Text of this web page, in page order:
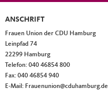
Fußbereich
ANSCHRIFT
Frauen Union der CDU Hamburg
Leinpfad 74
22299 Hamburg
Telefon: 040 46854 800
Fax: 040 46854 940
E-Mail: Frauenunion@cduhamburg.de